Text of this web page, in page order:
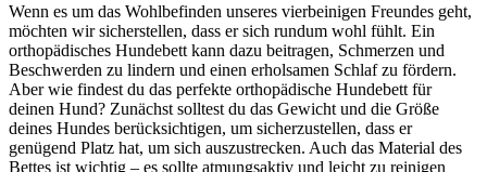
Wenn es um das Wohlbefinden unseres vierbeinigen Freundes geht,
möchten wir sicherstellen, dass er sich rundum wohl fühlt. Ein
orthopädisches Hundebett kann dazu beitragen, Schmerzen und
Beschwerden zu lindern und einen erholsamen Schlaf zu fördern.
Aber wie findest du das perfekte orthopädische Hundebett für
deinen Hund? Zunächst solltest du das Gewicht und die Größe
deines Hundes berücksichtigen, um sicherzustellen, dass er
genügend Platz hat, um sich auszustrecken. Auch das Material des
Bettes ist wichtig – es sollte atmungsaktiv und leicht zu reinigen